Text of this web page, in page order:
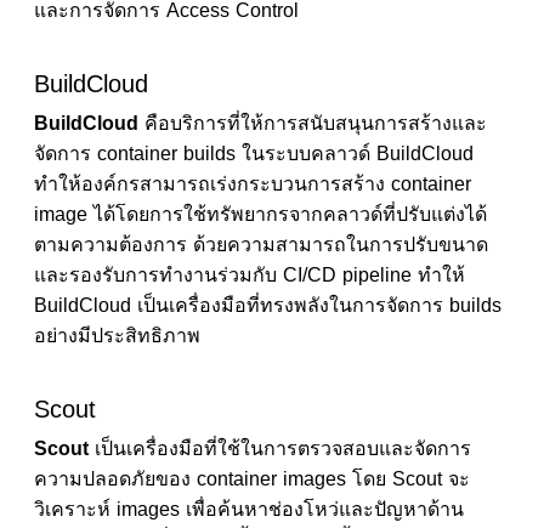
และการจัดการ Access Control
BuildCloud
BuildCloud คือบริการที่ให้การสนับสนุนการสร้างและ
จัดการ container builds ในระบบคลาวด์ BuildCloud
ทำให้องค์กรสามารถเร่งกระบวนการสร้าง container
image ได้โดยการใช้ทรัพยากรจากคลาวด์ที่ปรับแต่งได้
ตามความต้องการ ด้วยความสามารถในการปรับขนาด
และรองรับการทำงานร่วมกับ CI/CD pipeline ทำให้
BuildCloud เป็นเครื่องมือที่ทรงพลังในการจัดการ builds
อย่างมีประสิทธิภาพ
Scout
Scout เป็นเครื่องมือที่ใช้ในการตรวจสอบและจัดการ
ความปลอดภัยของ container images โดย Scout จะ
วิเคราะห์ images เพื่อค้นหาช่องโหว่และปัญหาด้าน